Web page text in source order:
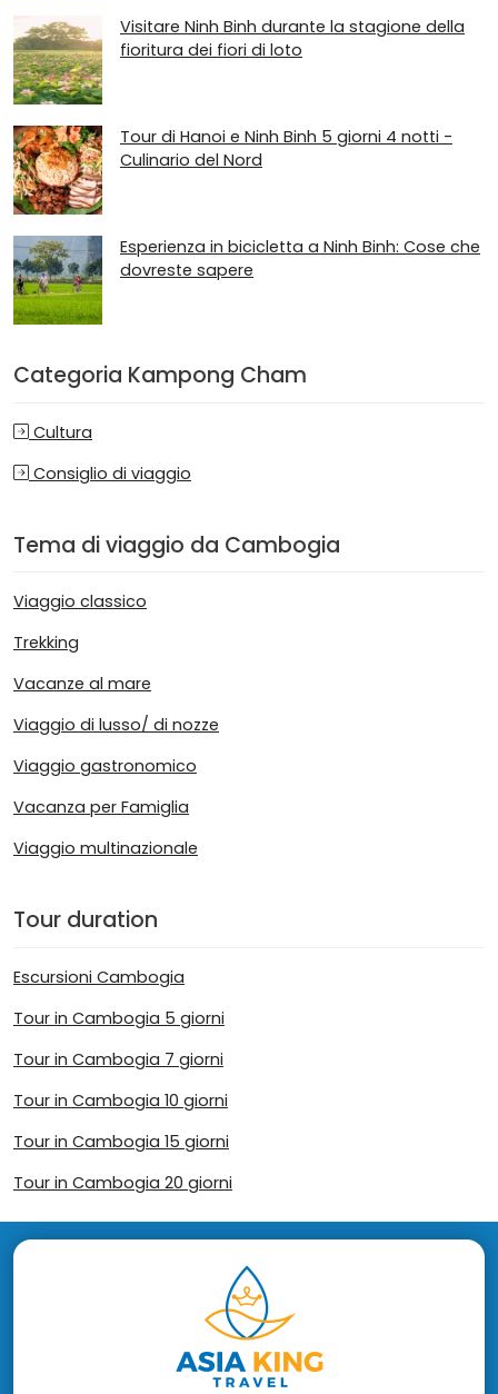
Visitare Ninh Binh durante la stagione della
fioritura dei fiori di loto
Tour di Hanoi e Ninh Binh 5 giorni 4 notti -
Culinario del Nord
Esperienza in bicicletta a Ninh Binh: Cose che
dovreste sapere
Categoria Kampong Cham
Cultura
Consiglio di viaggio
Tema di viaggio da Cambogia
Viaggio classico
Trekking
Vacanze al mare
Viaggio di lusso/ di nozze
Viaggio gastronomico
Vacanza per Famiglia
Viaggio multinazionale
Tour duration
Escursioni Cambogia
Tour in Cambogia 5 giorni
Tour in Cambogia 7 giorni
Tour in Cambogia 10 giorni
Tour in Cambogia 15 giorni
Tour in Cambogia 20 giorni